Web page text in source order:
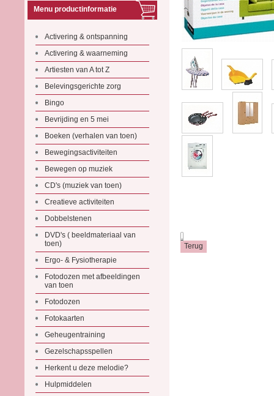
Menu productinformatie
Activering & ontspanning
Activering & waarneming
Artiesten van A tot Z
Belevingsgerichte zorg
Bingo
Bevrijding en 5 mei
Boeken (verhalen van toen)
Bewegingsactiviteiten
Bewegen op muziek
CD's (muziek van toen)
Creatieve activiteiten
Dobbelstenen
DVD's ( beeldmateriaal van
toen)
Ergo- & Fysiotherapie
Fotodozen met afbeeldingen
van toen
Fotodozen
Fotokaarten
Geheugentraining
Gezelschapsspellen
Herkent u deze melodie?
Hulpmiddelen
.